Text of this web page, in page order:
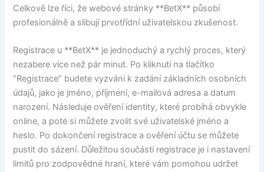
Celkově lze říci, že webové stránky **BetX** působí
profesionálně a slibují prvotřídní uživatelskou zkušenost.
Registrace u **BetX** je jednoduchý a rychlý proces, který
nezabere více než pár minut. Po kliknutí na tlačítko
“Registrace” budete vyzváni k zadání základních osobních
údajů, jako je jméno, příjmení, e-mailová adresa a datum
narození. Následuje ověření identity, které probíhá obvykle
online, a poté si můžete zvolit své uživatelské jméno a
heslo. Po dokončení registrace a ověření účtu se můžete
pustit do sázení. Důležitou součástí registrace je i nastavení
limitů pro zodpovědné hraní, které vám pomohou udržet